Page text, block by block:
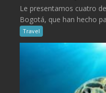
Le presentamos cuatro
Bogotá, que han hecho
Travel